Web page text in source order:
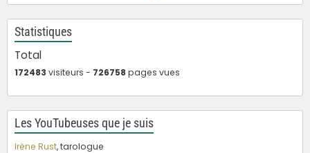
Statistiques
Total
172483 visiteurs - 726758 pages vues
Les YouTubeuses que je suis
Irène Rust, tarologue